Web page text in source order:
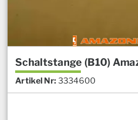
Schaltstange (B10)
Artikel Nr: 3334600